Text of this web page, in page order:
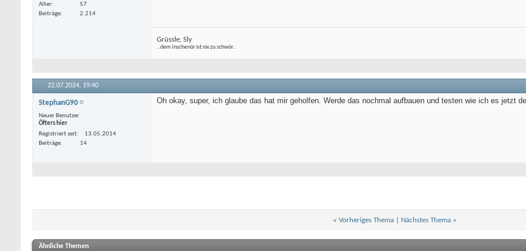
    lcd.clear();
    lcd.setCursor(0,0);
  delay(1000);
Alter
57
Beiträge
2.214
Grüssle, Sly
..dem Inschenör ist nix zu schwör..
22.07.2024, 19:40
StephanG90
Neuer Benutzer
Öfters hier
Registriert seit
13.05.2014
Beiträge
14
Oh okay, super, ich glaube das hat mir geholfen. Werde das nochmal aufbauen und testen wie ich es jetzt
« Vorheriges Thema| Nächstes Thema »
Ähnliche Themen